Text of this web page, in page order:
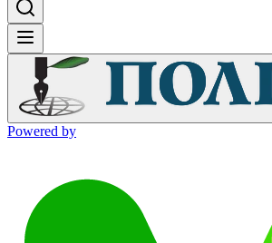
Powered by